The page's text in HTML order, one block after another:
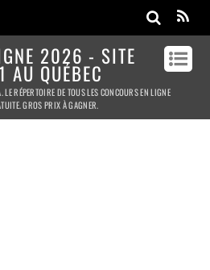
2026 - SITE
AU QUÉBEC
RÉPERTOIRE DE TOUS LES CONCOURS EN LIGNE
GROS PRIX À GAGNER.